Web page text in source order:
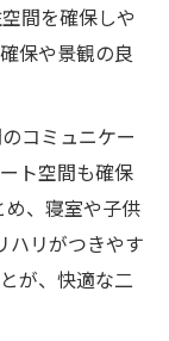
たい費用相
二階建て
想の二階建
い計画
後対策とは
間を確保しや
保や景観の良
コミュニケー
ト空間も確保
め、寝室や子供
ハリがつきやす
が、快適な二